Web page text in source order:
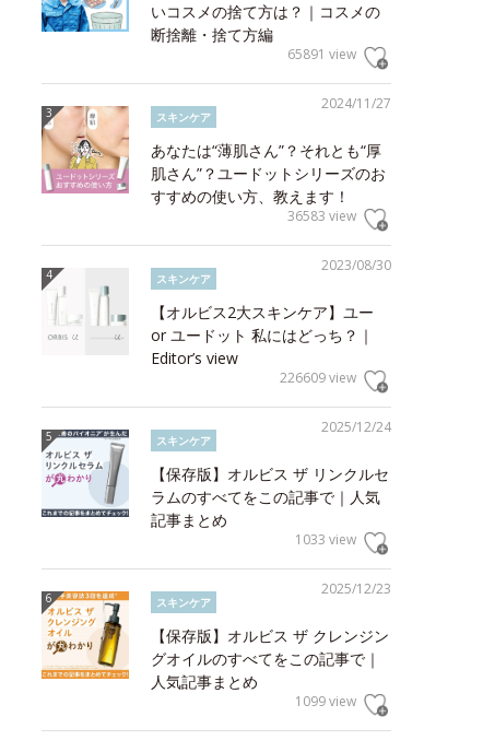
いコスメの捨て方は？｜コスメの
断捨離・捨て方編
65891 view
2024/11/27
スキンケア
あなたは“薄肌さん”？それとも“厚
肌さん”？ユードットシリーズのお
すすめの使い方、教えます！
36583 view
2023/08/30
スキンケア
【オルビス2大スキンケア】ユー
or ユードット 私にはどっち？｜
Editor’s view
226609 view
2025/12/24
スキンケア
【保存版】オルビス ザ リンクルセ
ラムのすべてをこの記事で｜人気
記事まとめ
1033 view
2025/12/23
スキンケア
【保存版】オルビス ザ クレンジン
グオイルのすべてをこの記事で｜
人気記事まとめ
1099 view